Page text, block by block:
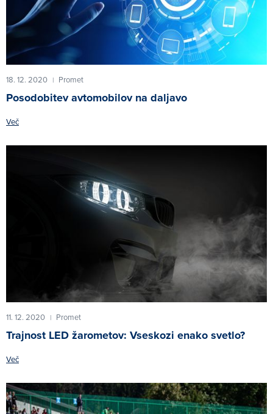
18. 12. 2020 | Promet
Posodobitev avtomobilov na daljavo
Več
11. 12. 2020 | Promet
Trajnost LED žarometov: Vseskozi enako svetlo?
Več